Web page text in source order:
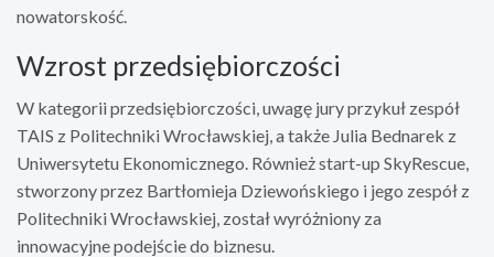
nowatorskość.
Wzrost przedsiębiorczości
W kategorii przedsiębiorczości, uwagę jury przykuł zespół
TAIS z Politechniki Wrocławskiej, a także Julia Bednarek z
Uniwersytetu Ekonomicznego. Również start-up SkyRescue,
stworzony przez Bartłomieja Dziewońskiego i jego zespół z
Politechniki Wrocławskiej, został wyróżniony za
innowacyjne podejście do biznesu.